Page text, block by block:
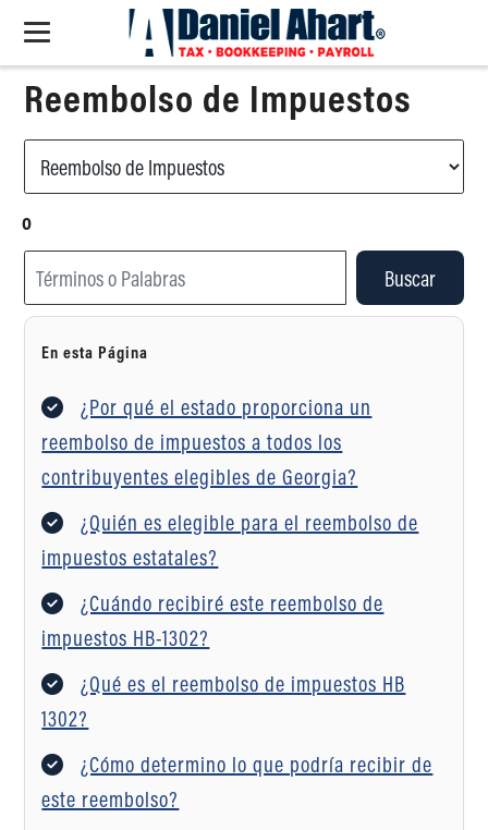
Reembolso de Impuestos
o
Buscar
En esta Página
¿Por qué el estado proporciona un
reembolso de impuestos a todos los
contribuyentes elegibles de Georgia?
¿Quién es elegible para el reembolso de
impuestos estatales?
¿Cuándo recibiré este reembolso de
impuestos HB-1302?
¿Qué es el reembolso de impuestos HB
1302?
¿Cómo determino lo que podría recibir de
este reembolso?